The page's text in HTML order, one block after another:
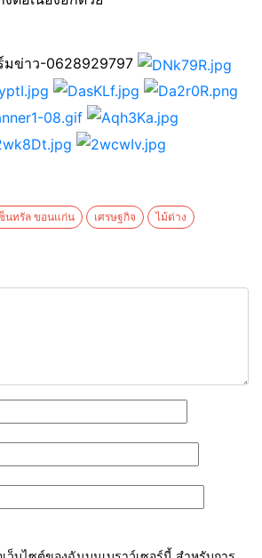
ข่าว-0628929797
นทรัล ขอนแก่น เศรษฐกิจ ไม้ด่าง